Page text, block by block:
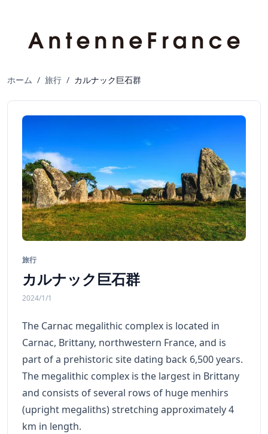
ホーム / 旅行 / カルナック巨石群
旅行
カルナック巨石群
2024/1/1
The Carnac megalithic complex is located in
Carnac, Brittany, northwestern France, and is
part of a prehistoric site dating back 6,500 years.
The megalithic complex is the largest in Brittany
and consists of several rows of huge menhirs
(upright megaliths) stretching approximately 4
km in length.